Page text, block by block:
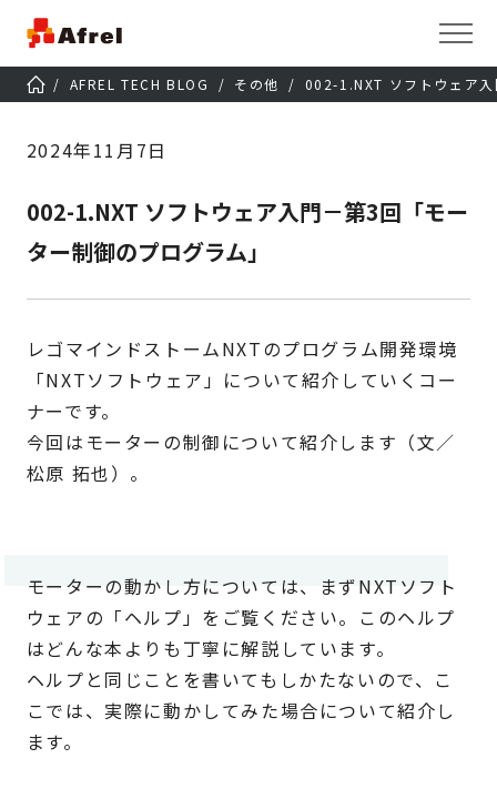
AFREL TECH BLOG その他 002-1.NXT ソフトウェア
2024年11月7日
002-1.NXT ソフトウェア入門－第3回「モー
ター制御のプログラム」
レゴマインドストームNXTのプログラム開発環境
「NXTソフトウェア」について紹介していくコー
ナーです。
今回はモーターの制御について紹介します（文／
松原 拓也）。
モーターの動かし方については、まずNXTソフト
ウェアの「ヘルプ」をご覧ください。このヘルプ
はどんな本よりも丁寧に解説しています。
ヘルプと同じことを書いてもしかたないので、こ
こでは、実際に動かしてみた場合について紹介し
ます。